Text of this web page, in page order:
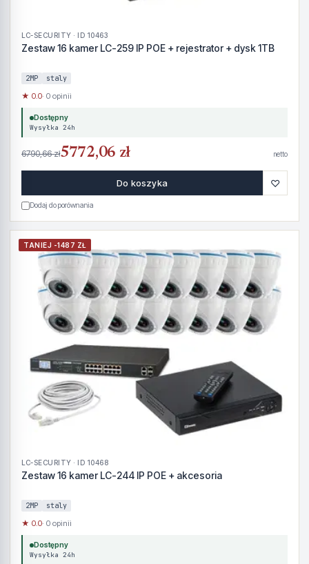
LC-SECURITY · ID 10463
Zestaw 16 kamer LC-259 IP POE + rejestrator + dysk 1TB
2MP staly
★ 0.0· 0 opinii
Dostępny
Wysyłka 24h
6790,66 zł5772,06 zł netto
Do koszyka ♡
Dodaj do porównania
TANIEJ -1487 ZŁ
LC-SECURITY · ID 10468
Zestaw 16 kamer LC-244 IP POE + akcesoria
2MP staly
★ 0.0· 0 opinii
Dostępny
Wysyłka 24h